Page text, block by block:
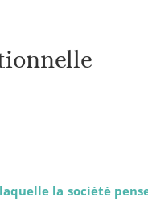
la société